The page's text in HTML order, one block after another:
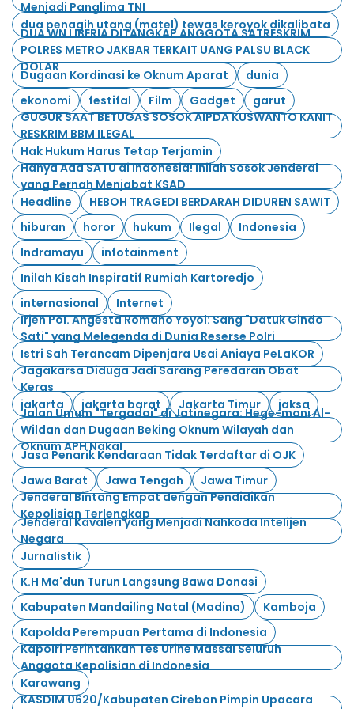
Menjadi Panglima TNI
dua penagih utang (matel) tewas keroyok dikalibata
DUA WN LIBERIA DITANGKAP ANGGOTA SATRESKRIM
POLRES METRO JAKBAR TERKAIT UANG PALSU BLACK
DOLAR
Dugaan Kordinasi ke Oknum Aparat
dunia
ekonomi
festifal Film Gadget
garut
GUGUR SAAT BETUGAS SOSOK AIPDA KUSWANTO KANIT
RESKRIM BBM ILEGAL
Hak Hukum Harus Tetap Terjamin
Hanya Ada SATU di Indonesia! Inilah Sosok Jenderal
yang Pernah Menjabat KSAD
Headline
HEBOH TRAGEDI BERDARAH DIDUREN SAWIT
hiburan
horor hukum Ilegal
Indonesia
Indramayu
infotainment
Inilah Kisah Inspiratif Rumiah Kartoredjo
internasional
Internet
Irjen Pol. Angesta Romano Yoyol: Sang "Datuk Gindo
Sati" yang Melegenda di Dunia Reserse Polri
Istri Sah Terancam Dipenjara Usai Aniaya PeLaKOR
Jagakarsa Diduga Jadi Sarang Peredaran Obat
Keras
jakarta
jakarta barat Jakarta Timur jaksa
Jalan Umum "Tergadai" di Jatinegara: Hege-moni Al-
Wildan dan Dugaan Beking Oknum Wilayah dan
Oknum APH Nakal
Jasa Penarik Kendaraan Tidak Terdaftar di OJK
Jawa Barat
Jawa Tengah
Jawa Timur
Jenderal Bintang Empat dengan Pendidikan
Kepolisian Terlengkap
Jenderal Kavaleri yang Menjadi Nahkoda Intelijen
Negara
Jurnalistik
K.H Ma'dun Turun Langsung Bawa Donasi
Kabupaten Mandailing Natal (Madina)
Kamboja
Kapolda Perempuan Pertama di Indonesia
Kapolri Perintahkan Tes Urine Massal Seluruh
Anggota Kepolisian di Indonesia
Karawang
KASDIM 0620/Kabupaten Cirebon Pimpin Upacara